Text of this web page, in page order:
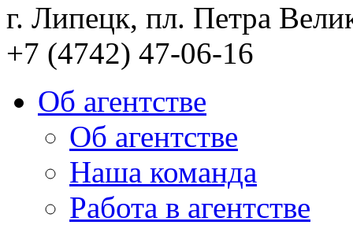
г. Липецк, пл. Петра
+7 (4742) 47-06-16
Об агентстве
Об агентстве
Наша команда
Работа в агентстве